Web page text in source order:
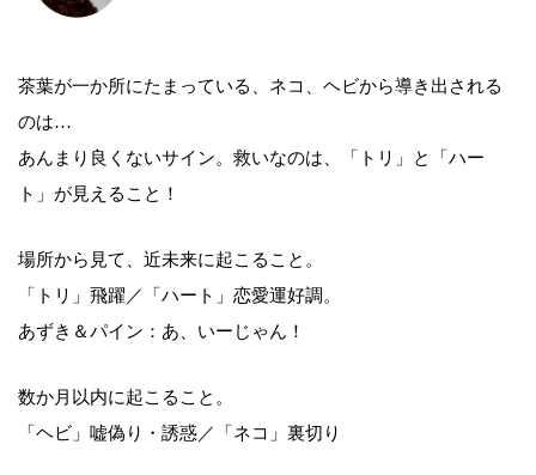
茶葉が一か所にたまっている、ネコ、ヘビから導き出される
のは…
あんまり良くないサイン。救いなのは、「トリ」と「ハー
ト」が見えること！
場所から見て、近未来に起こること。
「トリ」飛躍／「ハート」恋愛運好調。
あずき＆パイン：あ、いーじゃん！
数か月以内に起こること。
「ヘビ」嘘偽り・誘惑／「ネコ」裏切り